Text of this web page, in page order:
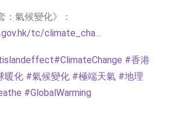
：氣候變化》：
tc/climate_cha…
#ClimateChange #香港
暖化 #氣候變化 #極端天氣 #地理
#GlobalWarming